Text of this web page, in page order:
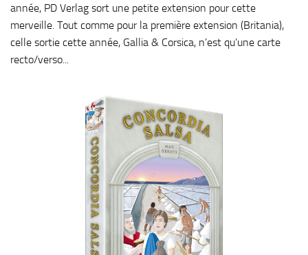
année, PD Verlag sort une petite extension pour cette
merveille. Tout comme pour la première extension (Britania),
celle sortie cette année, Gallia & Corsica, n’est qu’une carte
recto/verso...